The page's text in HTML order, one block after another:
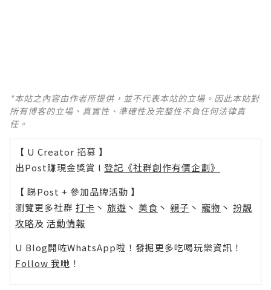
*本站之內容由作者所提供，並不代表本站的立場。因此本站對
所有博客的立場、真實性、準確性及完整性不負任何法律責
任。
【 U Creator 招募 】
出Post賺現金獎賞 l 登記《社群創作有價企劃》
【 睇Post + 參加品牌活動 】
瀏覽更多社群 打卡 丶 旅遊 丶 美食 丶 親子 丶 寵物 丶 扮靚
攻略及 活動情報
U Blog開咗WhatsApp啦！發掘更多吃喝玩樂資訊！
Follow 我哋 ！